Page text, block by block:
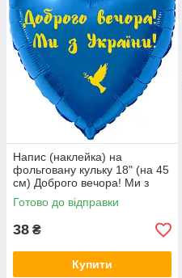
Напис (наклейка) на
фольговану кульку 18" (на 45
см) Доброго вечора! Ми з
України! (будь-який колір)
Готово до відправки
38 ₴
Купити